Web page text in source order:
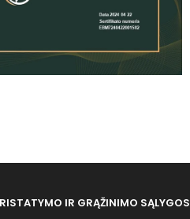
IR GRĄŽINIMO SĄLYGOS